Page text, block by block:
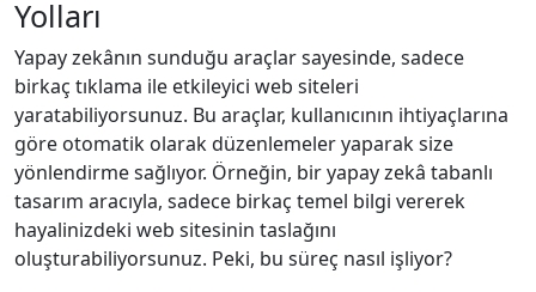
Yolları
Yapay zekânın sunduğu araçlar sayesinde, sadece
birkaç tıklama ile etkileyici web siteleri
yaratabiliyorsunuz. Bu araçlar, kullanıcının ihtiyaçlarına
göre otomatik olarak düzenlemeler yaparak size
yönlendirme sağlıyor. Örneğin, bir yapay zekâ tabanlı
tasarım aracıyla, sadece birkaç temel bilgi vererek
hayalinizdeki web sitesinin taslağını
oluşturabiliyorsunuz. Peki, bu süreç nasıl işliyor?